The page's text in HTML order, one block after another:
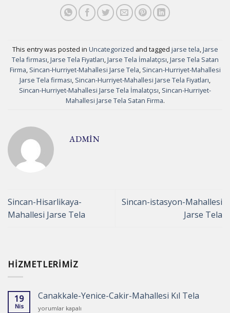
This entry was posted in Uncategorized and tagged jarse tela,Jarse
Tela firması,Jarse Tela Fiyatları,Jarse Tela İmalatçısı,Jarse Tela Satan
Firma, Sincan-Hurriyet-Mahallesi Jarse Tela, Sincan-Hurriyet-Mahallesi
Jarse Tela firması, Sincan-Hurriyet-Mahallesi Jarse Tela Fiyatları,
Sincan-Hurriyet-Mahallesi Jarse Tela İmalatçısı, Sincan-Hurriyet-
Mahallesi Jarse Tela Satan Firma.
ADMIN
Sincan-Hisarlikaya-
Mahallesi Jarse Tela
Sincan-istasyon-Mahallesi
Jarse Tela
HIZMETLERIMIZ
19
Nis
Canakkale-Yenice-Cakir-Mahallesi Kıl Tela
Canakkale-
yorumlar kapalı